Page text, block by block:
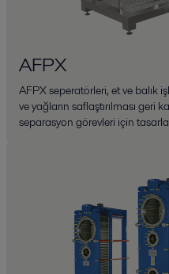
AFPX
AFPX seperatörleri, et ve balık
ve yağların saflaştırılması geri
separasyon görevleri için